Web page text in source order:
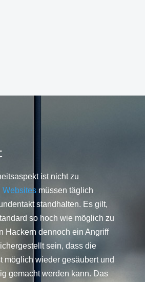
ist nicht zu
Websitesmüssen täglich
standhalten. Es gilt,
so hoch wie möglich zu
Hackern dennoch ein Angriff
sein, dass die
möglich wieder gesäubert und
gemacht werden kann. Das